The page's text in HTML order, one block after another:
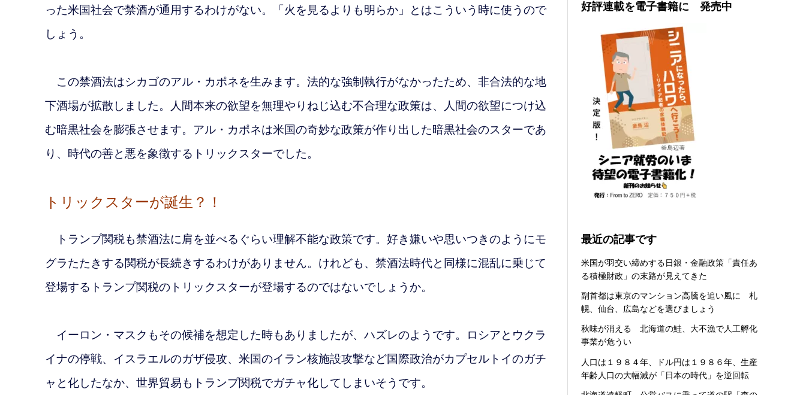
った米国社会で禁酒が通用するわけがない。「火を見るよりも明らか」とはこういう時に使うので
しょう。
この禁酒法はシカゴのアル・カポネを生みます。法的な強制執行がなかったため、非合法的な地
下酒場が拡散しました。
人間本来の欲望を無理やりねじ込む不合理な政策は、人間の欲望につけ込
む暗黒社会を膨張させます。アル・カポネは米国の奇妙な政策が作り出した暗黒社会のスターであ
り、時代の善と悪を象徴するトリックスターでした。
トリックスターが誕生？！
トランプ関税も禁酒法に肩を並べるぐらい理解不能な政策です。好き嫌いや思いつきのようにモ
グラたたきする関税が長続きするわけがありません。けれども、禁酒法時代と同様に混乱に乗じて
登場するトランプ関税のトリックスターが登場するのではないでしょうか。
イーロン・マスクもその候補を想定した時もありましたが、ハズレのようです。ロシアとウクラ
イナの停戦、イスラエルのガザ侵攻、米国のイラン核施設攻撃など国際政治がカプセルトイのガチ
ャと化したなか、世界貿易もトランプ関税でガチャ化してしまいそうです。
好評連載を電子書籍に 発売中
最近の記事です
米国が羽交い締めする日銀・金融政策「責任あ
る積極財政」の末路が見えてきた
副首都は東京のマンション高騰を追い風に 札
幌、仙台、広島などを選びましょう
秋味が消える 北海道の鮭、大不漁で人工孵化
事業が危うい
人口は１９８４年、ドル円は１９８６年、生産
年齢人口の大幅減が「日本の時代」を逆回転